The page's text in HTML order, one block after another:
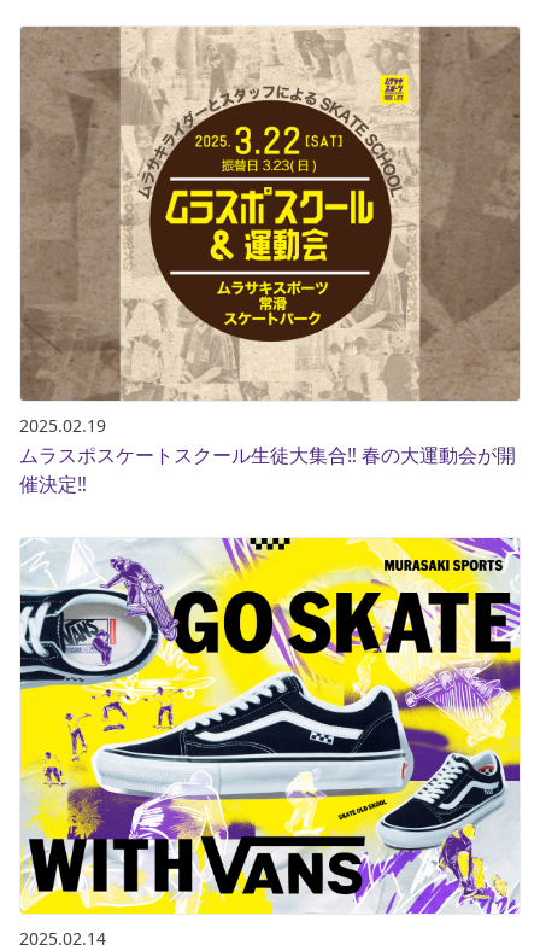
2025.02.19
ムラスポスケートスクール生徒大集合‼️ 春の大運動会が開
催決定‼️
2025.02.14